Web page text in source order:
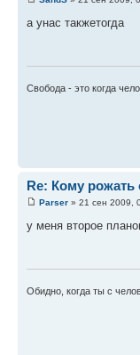
а унас такжетогда
Свобода - это когда
Re: Кому
Parser » 21 сен 2009,
у меня второе
Обидно, когда ты с